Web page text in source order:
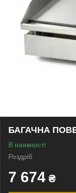
БАГАЧНА
В наявності
Роздріб
7 674 ₴